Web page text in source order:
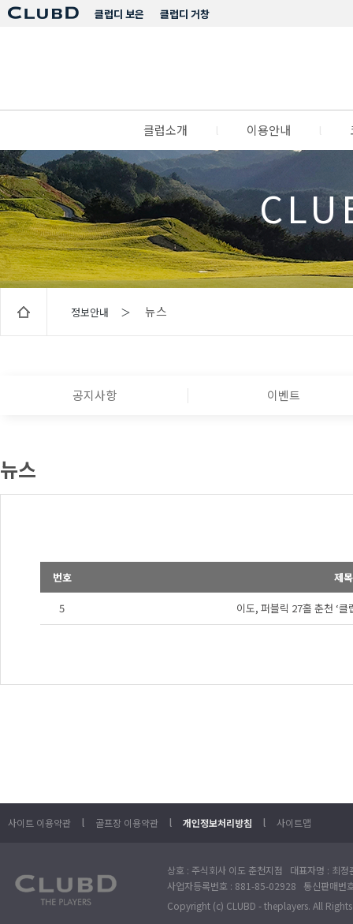
클럽디 거창
클럽디 보은
클럽소개 이용안내
정보안내 ＞ 뉴스
공지사항 이벤트
뉴스
번호 제목
5 이도, 퍼블릭 27홀 춘천 ‘
사이트 이용약관 l 골프장 이용약관 l 개인정보처리방침 l 사이트맵
상호 : 주식회사 이도 춘천지점 대표자명 : 최
사업자등록번호 : 881-85-02928 통신판매번
Copyright (c) CLUBD - theplayers. All